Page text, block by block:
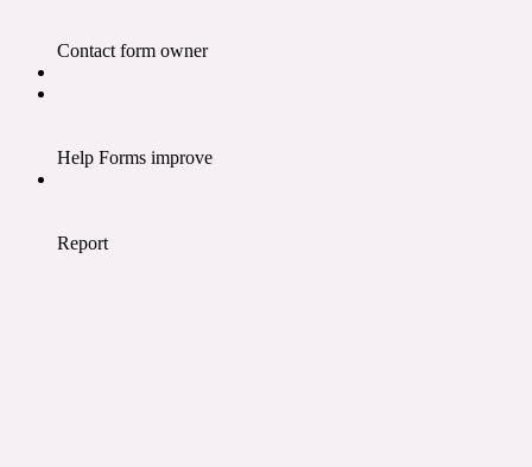
Contact form owner
Help Forms improve
Report